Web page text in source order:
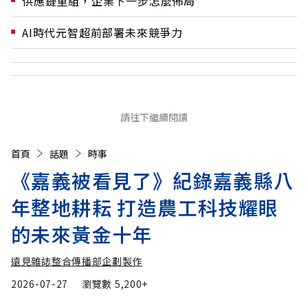
AI時代元智超前部署未來競爭力
請往下繼續閱讀
首頁 話題 時事
《嘉義被看見了》紀錄嘉義縣八
年整地耕耘 打造農工科技耀眼
的未來黃金十年
遠見雜誌整合傳播部企劃製作
2026-07-27
瀏覽數 5,200+